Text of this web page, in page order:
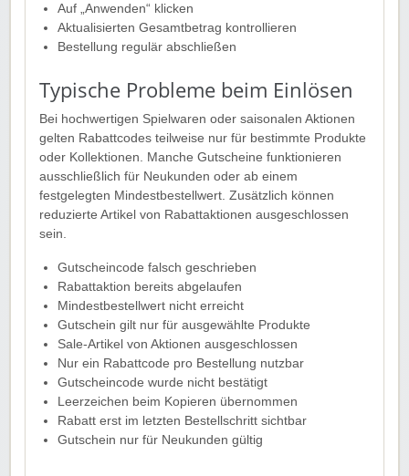
Auf „Anwenden“ klicken
Aktualisierten Gesamtbetrag kontrollieren
Bestellung regulär abschließen
Typische Probleme beim Einlösen
Bei hochwertigen Spielwaren oder saisonalen Aktionen
gelten Rabattcodes teilweise nur für bestimmte Produkte
oder Kollektionen. Manche Gutscheine funktionieren
ausschließlich für Neukunden oder ab einem
festgelegten Mindestbestellwert. Zusätzlich können
reduzierte Artikel von Rabattaktionen ausgeschlossen
sein.
Gutscheincode falsch geschrieben
Rabattaktion bereits abgelaufen
Mindestbestellwert nicht erreicht
Gutschein gilt nur für ausgewählte Produkte
Sale-Artikel von Aktionen ausgeschlossen
Nur ein Rabattcode pro Bestellung nutzbar
Gutscheincode wurde nicht bestätigt
Leerzeichen beim Kopieren übernommen
Rabatt erst im letzten Bestellschritt sichtbar
Gutschein nur für Neukunden gültig